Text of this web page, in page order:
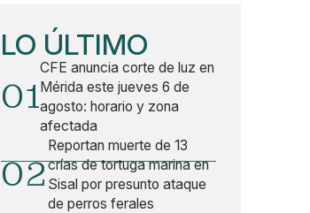
LO ÚLTIMO
01
CFE anuncia corte de luz en
Mérida este jueves 6 de
agosto: horario y zona
afectada
02
Reportan muerte de 13
crías de tortuga marina en
Sisal por presunto ataque
de perros ferales